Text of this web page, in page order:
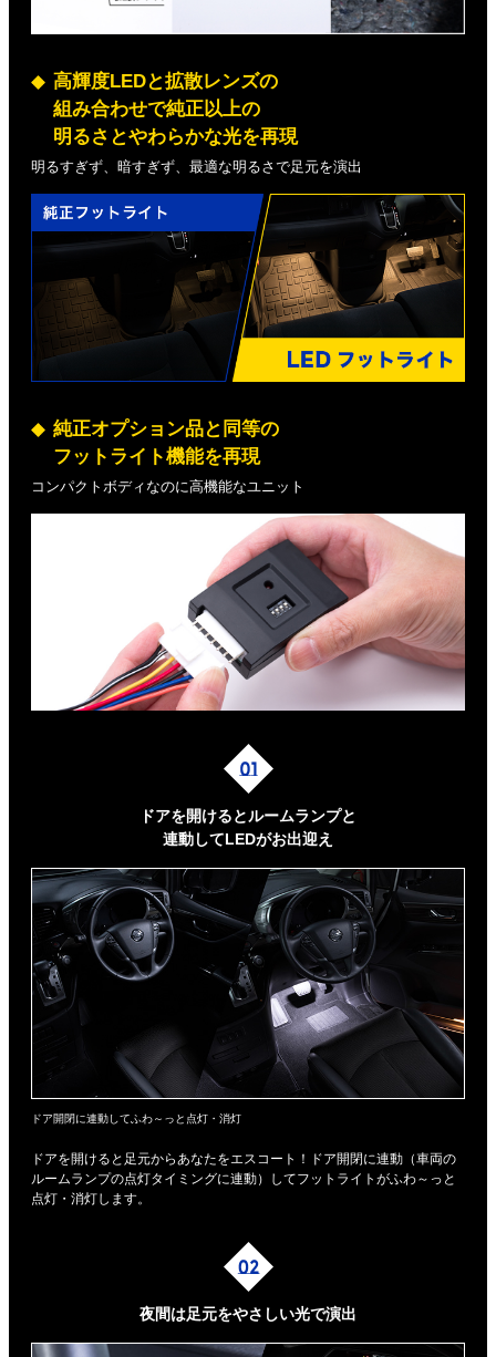
高輝度LEDと拡散レンズの
組み合わせで純正以上の
明るさとやわらかな光を再現
明るすぎず、暗すぎず、最適な明るさで足元を演出
純正オプション品と同等の
フットライト機能を再現
コンパクトボディなのに高機能なユニット
ドアを開けるとルームランプと
連動してLEDがお出迎え
ドア開閉に連動してふわ～っと点灯・消灯
ドアを開けると足元からあなたをエスコート！ドア開閉に連動（車両の
ルームランプの点灯タイミングに連動）してフットライトがふわ～っと
点灯・消灯します。
夜間は足元をやさしい光で演出